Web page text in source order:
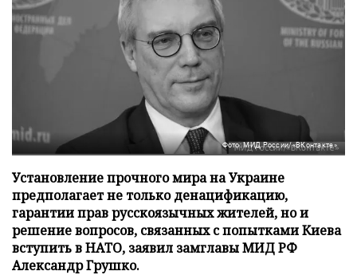
Фото: МИД России/«ВКонтакте»
Установление прочного мира на Украине
предполагает не только денацификацию,
гарантии прав русскоязычных жителей, но и
решение вопросов, связанных с попытками Киева
вступить в НАТО, заявил замглавы МИД РФ
Александр Грушко.